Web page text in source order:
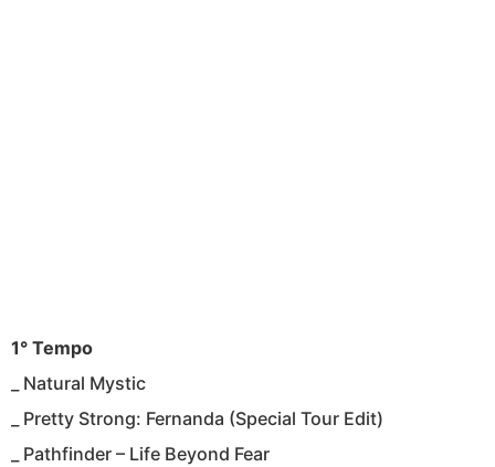
1° Tempo
_ Natural Mystic
_ Pretty Strong: Fernanda (Special Tour Edit)
_ Pathfinder – Life Beyond Fear